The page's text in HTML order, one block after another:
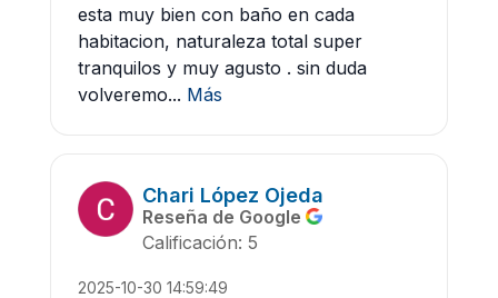
esta muy bien con baño en cada
habitacion, naturaleza total super
tranquilos y muy agusto . sin duda
volveremo... Más
Chari López Ojeda
Reseña de Google
Calificación: 5
2025-10-30 14:59:49